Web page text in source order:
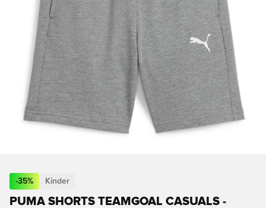
-35% Kinder
PUMA SHORTS TEAMGOAL CASUALS -